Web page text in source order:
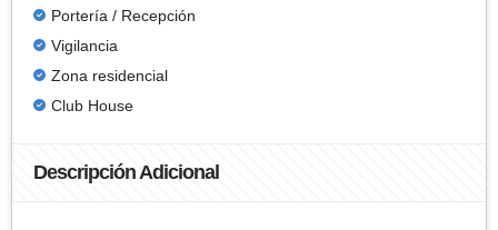
Portería / Recepción
Vigilancia
Zona residencial
Club House
Descripción Adicional